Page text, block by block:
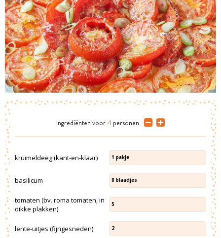
Ingrediënten voor 4 personen
kruimeldeeg (kant-en-klaar) 1 pakje
basilicum 8 blaadjes
tomaten (bv. roma tomaten, in
dikke plakken)
5
lente-uitjes (fijngesneden) 2